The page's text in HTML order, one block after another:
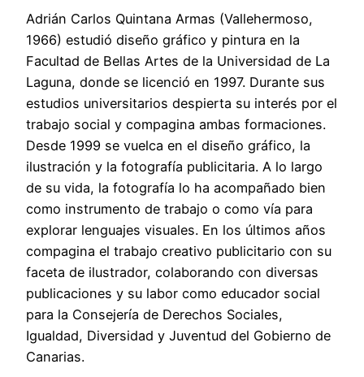
Adrián Carlos Quintana Armas (Vallehermoso,
1966) estudió diseño gráfico y pintura en la
Facultad de Bellas Artes de la Universidad de La
Laguna, donde se licenció en 1997. Durante sus
estudios universitarios despierta su interés por el
trabajo social y compagina ambas formaciones.
Desde 1999 se vuelca en el diseño gráfico, la
ilustración y la fotografía publicitaria. A lo largo
de su vida, la fotografía lo ha acompañado bien
como instrumento de trabajo o como vía para
explorar lenguajes visuales. En los últimos años
compagina el trabajo creativo publicitario con su
faceta de ilustrador, colaborando con diversas
publicaciones y su labor como educador social
para la Consejería de Derechos Sociales,
Igualdad, Diversidad y Juventud del Gobierno de
Canarias.